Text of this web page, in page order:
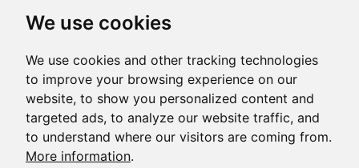
We use cookies
We use cookies and other tracking technologies
to improve your browsing experience on our
website, to show you personalized content and
targeted ads, to analyze our website traffic, and
to understand where our visitors are coming from.
More information.
Information on division
Division Building Bohemia
Division Traffic Infrastructure
Division Construction Services
HOCHTIEF in the world
Map
HOCHTIEF Solutions AG